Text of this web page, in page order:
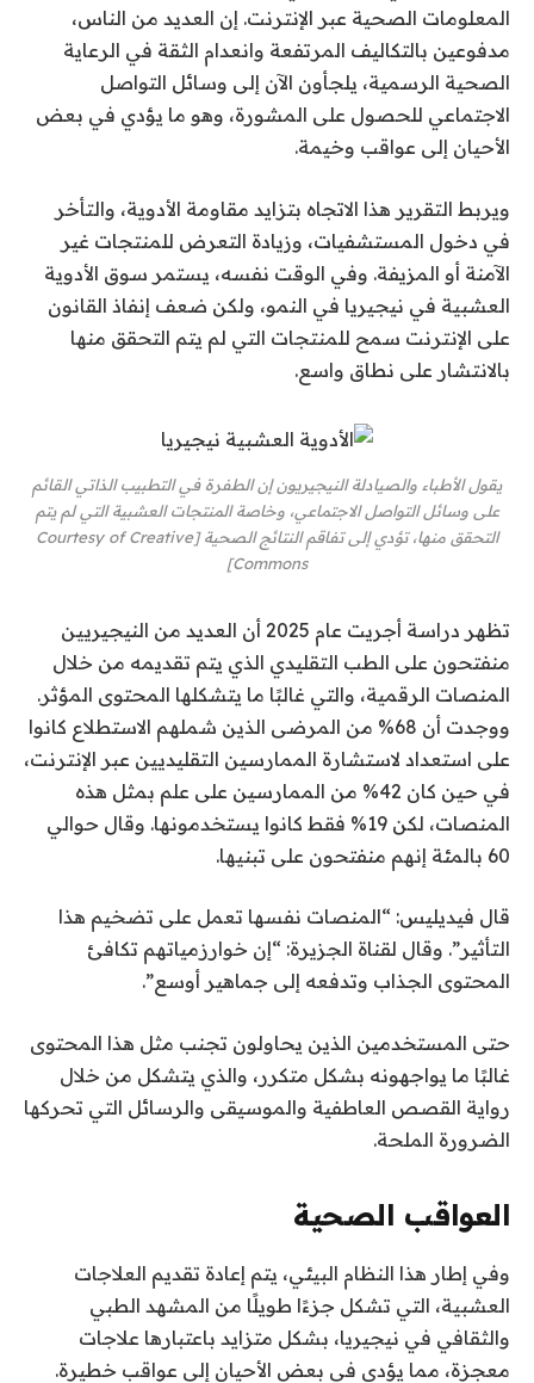
المعلومات الصحية عبر الإنترنت. إن العديد من الناس،
مدفوعين بالتكاليف المرتفعة وانعدام الثقة في الرعاية
الصحية الرسمية، يلجأون الآن إلى وسائل التواصل
الاجتماعي للحصول على المشورة، وهو ما يؤدي في بعض
الأحيان إلى عواقب وخيمة.
ويربط التقرير هذا الاتجاه بتزايد مقاومة الأدوية، والتأخر
في دخول المستشفيات، وزيادة التعرض للمنتجات غير
الآمنة أو المزيفة. وفي الوقت نفسه، يستمر سوق الأدوية
العشبية في نيجيريا في النمو، ولكن ضعف إنفاذ القانون
على الإنترنت سمح للمنتجات التي لم يتم التحقق منها
بالانتشار على نطاق واسع.
يقول الأطباء والصيادلة النيجيريون إن الطفرة في التطبيب الذاتي القائم
على وسائل التواصل الاجتماعي، وخاصة المنتجات العشبية التي لم يتم
التحقق منها، تؤدي إلى تفاقم النتائج الصحية [Courtesy of Creative
Commons]
تظهر دراسة أجريت عام 2025 أن العديد من النيجيريين
منفتحون على الطب التقليدي الذي يتم تقديمه من خلال
المنصات الرقمية، والتي غالبًا ما يتشكلها المحتوى المؤثر.
ووجدت أن 68% من المرضى الذين شملهم الاستطلاع كانوا
على استعداد لاستشارة الممارسين التقليديين عبر الإنترنت،
في حين كان 42% من الممارسين على علم بمثل هذه
المنصات، لكن 19% فقط كانوا يستخدمونها. وقال حوالي
60 بالمئة إنهم منفتحون على تبنيها.
قال فيديليس: “المنصات نفسها تعمل على تضخيم هذا
التأثير”. وقال لقناة الجزيرة: “إن خوارزمياتهم تكافئ
المحتوى الجذاب وتدفعه إلى جماهير أوسع”.
حتى المستخدمين الذين يحاولون تجنب مثل هذا المحتوى
غالبًا ما يواجهونه بشكل متكرر، والذي يتشكل من خلال
رواية القصص العاطفية والموسيقى والرسائل التي تحركها
الضرورة الملحة.
العواقب الصحية
وفي إطار هذا النظام البيئي، يتم إعادة تقديم العلاجات
العشبية، التي تشكل جزءًا طويلًا من المشهد الطبي
والثقافي في نيجيريا، بشكل متزايد باعتبارها علاجات
معجزة، مما يؤدي في بعض الأحيان إلى عواقب خطيرة.